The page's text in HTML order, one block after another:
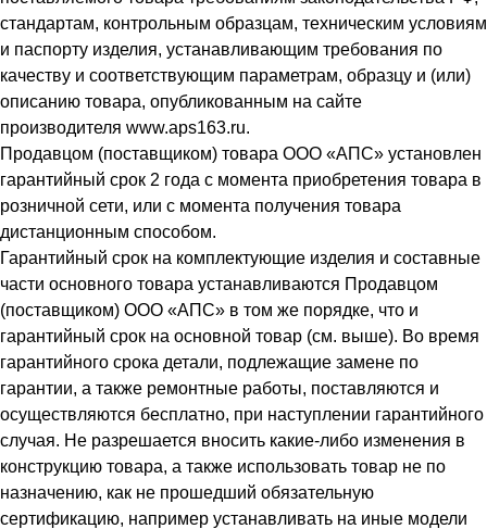
стандартам, контрольным образцам, техническим условиям
и паспорту изделия, устанавливающим требования по
качеству и соответствующим параметрам, образцу и (или)
описанию товара, опубликованным на сайте
производителя www.aps163.ru.
Продавцом (поставщиком) товара ООО «АПС» установлен
гарантийный срок 2 года с момента приобретения товара в
розничной сети, или с момента получения товара
дистанционным способом.
Гарантийный срок на комплектующие изделия и составные
части основного товара устанавливаются Продавцом
(поставщиком) ООО «АПС» в том же порядке, что и
гарантийный срок на основной товар (см. выше). Во время
гарантийного срока детали, подлежащие замене по
гарантии, а также ремонтные работы, поставляются и
осуществляются бесплатно, при наступлении гарантийного
случая. Не разрешается вносить какие-либо изменения в
конструкцию товара, а также использовать товар не по
назначению, как не прошедший обязательную
сертификацию, например устанавливать на иные модели